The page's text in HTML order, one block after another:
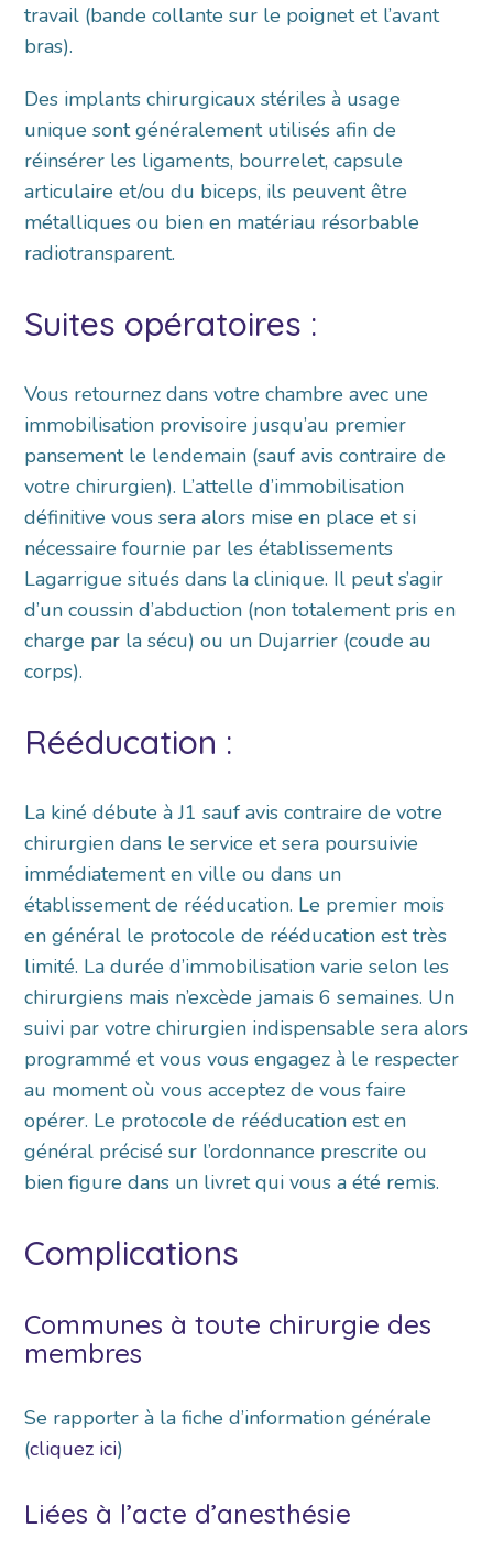
travail (bande collante sur le poignet et l’avant
bras).
Des implants chirurgicaux stériles à usage
unique sont généralement utilisés afin de
réinsérer les ligaments, bourrelet, capsule
articulaire et/ou du biceps, ils peuvent être
métalliques ou bien en matériau résorbable
radiotransparent.
Suites opératoires :
Vous retournez dans votre chambre avec une
immobilisation provisoire jusqu’au premier
pansement le lendemain (sauf avis contraire de
votre chirurgien). L’attelle d’immobilisation
définitive vous sera alors mise en place et si
nécessaire fournie par les établissements
Lagarrigue situés dans la clinique. Il peut s’agir
d’un coussin d’abduction (non totalement pris en
charge par la sécu) ou un Dujarrier (coude au
corps).
Rééducation :
La kiné débute à J1 sauf avis contraire de votre
chirurgien dans le service et sera poursuivie
immédiatement en ville ou dans un
établissement de rééducation. Le premier mois
en général le protocole de rééducation est très
limité. La durée d’immobilisation varie selon les
chirurgiens mais n’excède jamais 6 semaines. Un
suivi par votre chirurgien indispensable sera alors
programmé et vous vous engagez à le respecter
au moment où vous acceptez de vous faire
opérer. Le protocole de rééducation est en
général précisé sur l’ordonnance prescrite ou
bien figure dans un livret qui vous a été remis.
Complications
Communes à toute chirurgie des
membres
Se rapporter à la fiche d’information générale
(cliquez ici)
Liées à l’acte d’anesthésie